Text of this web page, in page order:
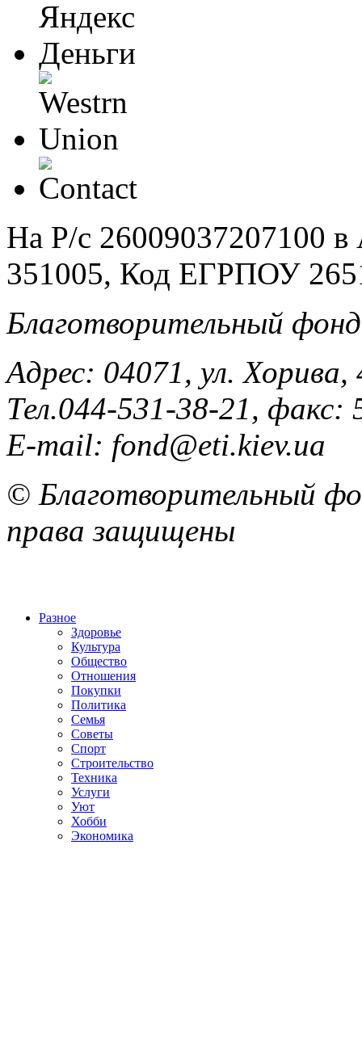
На Р/c 26009037207100
351005, Код ЕГРПОУ
Благотворительный
Адрес: 04071, ул.
Тел.044-531-38-21, факс:
E-mail: fond@eti.kiev.ua
© Благотворительный
права защищены
Разное
Здоровье
Культура
Общество
Отношения
Покупки
Политика
Семья
Советы
Спорт
Строительство
Техника
Услуги
Уют
Хобби
Экономика